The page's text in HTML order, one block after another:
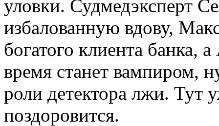
уловки. Судмедэксперт
избалованную вдову,
богатого клиента банка,
время станет вампиром,
роли детектора лжи. Тут
поздоровится.